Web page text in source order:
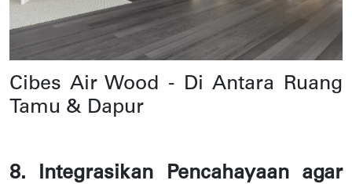
Cibes Air Wood - Di Antara Ruang
Tamu & Dapur
8. Integrasikan Pencahayaan agar